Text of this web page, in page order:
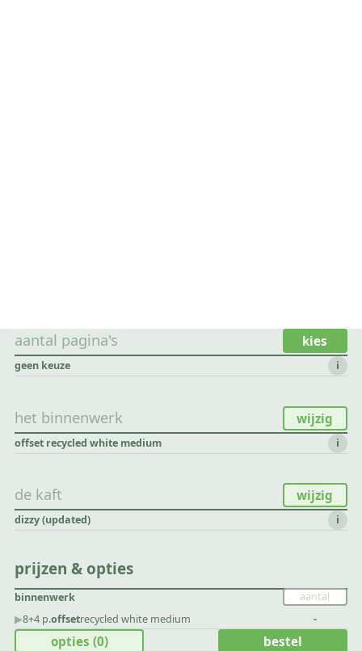
aantal pagina's kies
geen keuze i
het binnenwerk wijzig
offset recycled white medium i
de kaft wijzig
dizzy (updated) i
prijzen & opties
binnenwerk
▶︎8+4 p.offsetrecycled white medium -
opties (0) bestel